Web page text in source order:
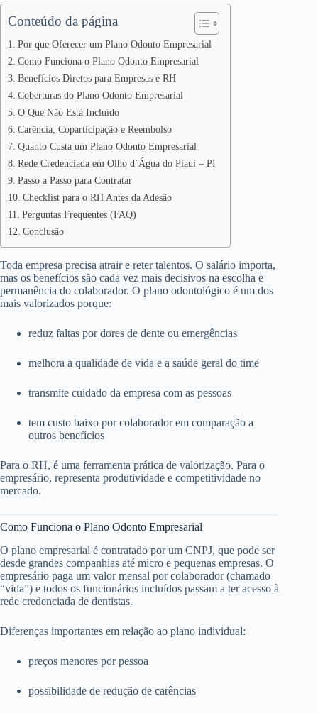
Conteúdo da página
Por que Oferecer um Plano Odonto Empresarial
Como Funciona o Plano Odonto Empresarial
Benefícios Diretos para Empresas e RH
Coberturas do Plano Odonto Empresarial
O Que Não Está Incluído
Carência, Coparticipação e Reembolso
Quanto Custa um Plano Odonto Empresarial
Rede Credenciada em Olho d`Água do Piauí – PI
Passo a Passo para Contratar
Checklist para o RH Antes da Adesão
Perguntas Frequentes (FAQ)
Conclusão
Toda empresa precisa atrair e reter talentos. O salário importa,
mas os benefícios são cada vez mais decisivos na escolha e
permanência do colaborador. O plano odontológico é um dos
mais valorizados porque:
reduz faltas por dores de dente ou emergências
melhora a qualidade de vida e a saúde geral do time
transmite cuidado da empresa com as pessoas
tem custo baixo por colaborador em comparação a
outros benefícios
Para o RH, é uma ferramenta prática de valorização. Para o
empresário, representa produtividade e competitividade no
mercado.
Como Funciona o Plano Odonto Empresarial
O plano empresarial é contratado por um CNPJ, que pode ser
desde grandes companhias até micro e pequenas empresas. O
empresário paga um valor mensal por colaborador (chamado
“vida”) e todos os funcionários incluídos passam a ter acesso à
rede credenciada de dentistas.
Diferenças importantes em relação ao plano individual:
preços menores por pessoa
possibilidade de redução de carências